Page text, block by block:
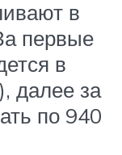
в
первые
в
далее за
по 940